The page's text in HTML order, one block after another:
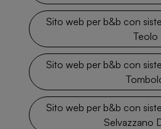
Sito web per b&b con
Teolo
Sito web per b&b con
Sito web per b&b con
Selvazzano